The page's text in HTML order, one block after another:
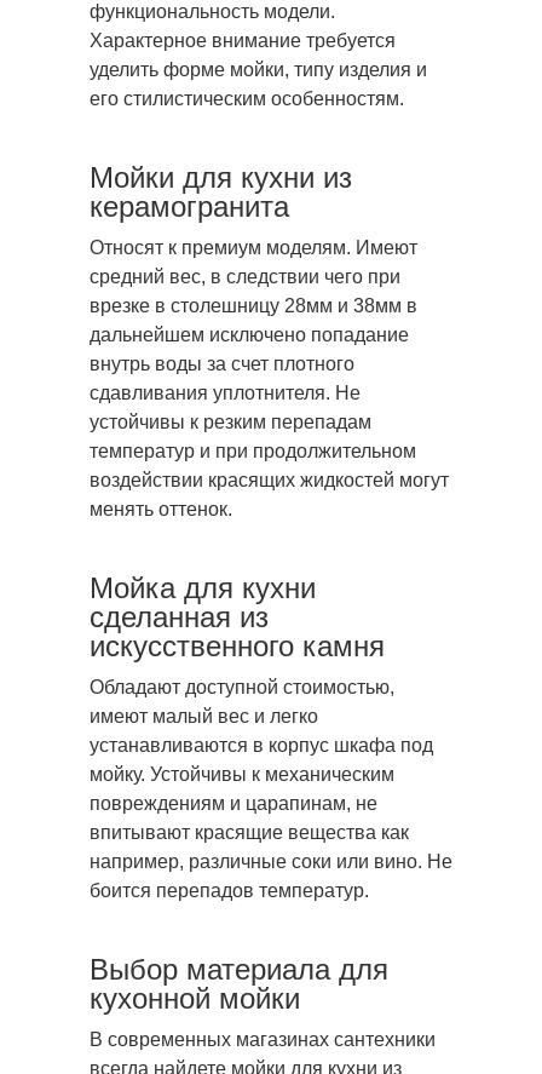
функциональность модели.
Характерное внимание требуется
уделить форме мойки, типу изделия и
его стилистическим особенностям.
Мойки для кухни из
керамогранита
Относят к премиум моделям. Имеют
средний вес, в следствии чего при
врезке в столешницу 28мм и 38мм в
дальнейшем исключено попадание
внутрь воды за счет плотного
сдавливания уплотнителя. Не
устойчивы к резким перепадам
температур и при продолжительном
воздействии красящих жидкостей могут
менять оттенок.
Мойка для кухни
сделанная из
искусственного камня
Обладают доступной стоимостью,
имеют малый вес и легко
устанавливаются в корпус шкафа под
мойку. Устойчивы к механическим
повреждениям и царапинам, не
впитывают красящие вещества как
например, различные соки или вино. Не
боится перепадов температур.
Выбор материала для
кухонной мойки
В современных магазинах сантехники
всегда найдете мойки для кухни из